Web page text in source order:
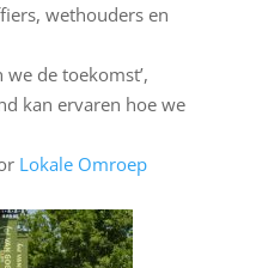
wethouders en
we de toekomst’,
kan ervaren hoe we
Lokale Omroep